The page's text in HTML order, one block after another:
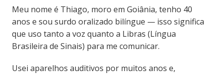
Meu nome é Thiago, moro em Goiânia, tenho 40
anos e sou surdo oralizado bilíngue — isso significa
que uso tanto a voz quanto a Libras (Língua
Brasileira de Sinais) para me comunicar.
Usei aparelhos auditivos por muitos anos e,